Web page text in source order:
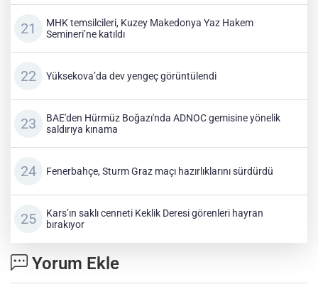
MHK temsilcileri, Kuzey Makedonya Yaz Hakem
Semineri’ne katıldı
Yüksekova’da dev yengeç görüntülendi
BAE'den Hürmüz Boğazı'nda ADNOC gemisine yönelik
saldırıya kınama
Fenerbahçe, Sturm Graz maçı hazırlıklarını sürdürdü
Kars’ın saklı cenneti Keklik Deresi görenleri hayran
bırakıyor
Yorum Ekle